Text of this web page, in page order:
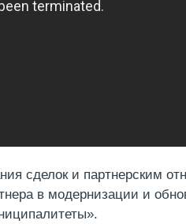
сделок и партнерским
в модернизации и